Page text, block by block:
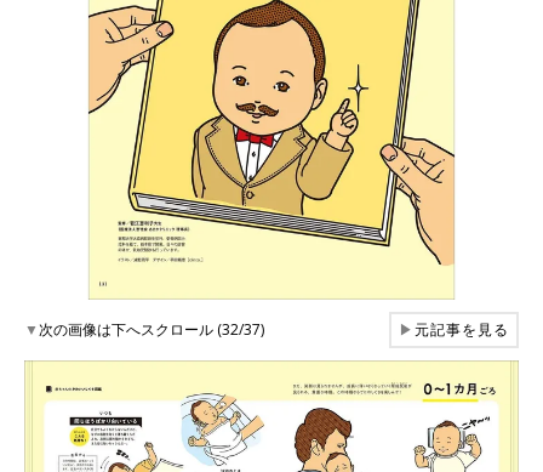
▼次の画像は下へスクロール (32/37) ▶元記事を見る